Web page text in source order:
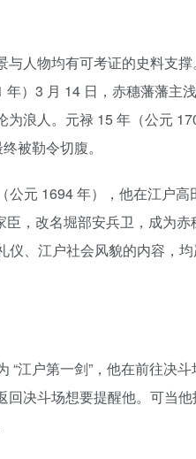
人物均有可考证的史料支
）3 月 14 日，赤穗藩藩主
浪人。元禄 15 年（公元
被勒令切腹。
元 1694 年），他在江户
，改名堀部安兵卫，成为
、江户社会风貌的内容，
江户第一剑”，他在前往决斗
决斗场想要提醒他。可当